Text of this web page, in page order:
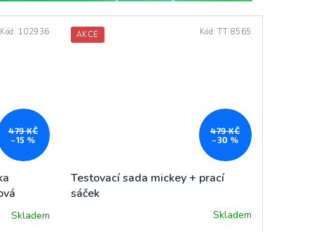
479 KČ
–15 %
Skladem
Kód: 102936 AKCE
479 KČ
–30 %
Testovací sada mickey + prací
sáček
Skladem
Kód:TT 8565